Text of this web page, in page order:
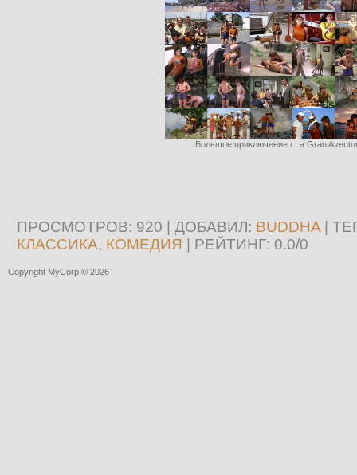
Большое приключение / La Gran
ПРОСМОТРОВ: 920 | ДОБАВИЛ: BUDDHA
КЛАССИКА, КОМЕДИЯ РЕЙТИНГ: 0.0/0
Copyright MyCorp © 2026